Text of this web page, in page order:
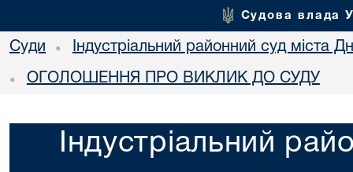
Судова влада
Суди • Індустріальний районний суд міста
• ОГОЛОШЕННЯ ПРО ВИКЛИК ДО СУДУ
Індустріальний